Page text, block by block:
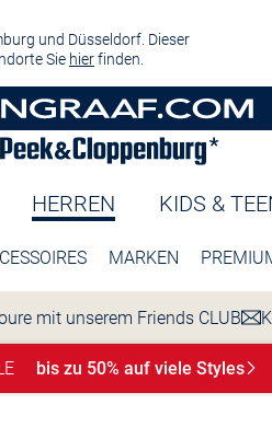
und Düsseldorf. Dieser
Sie hierfinden.
HERREN KIDS &
MARKEN
mit unserem Friends CLUB
bis zu 50% auf viele Styles